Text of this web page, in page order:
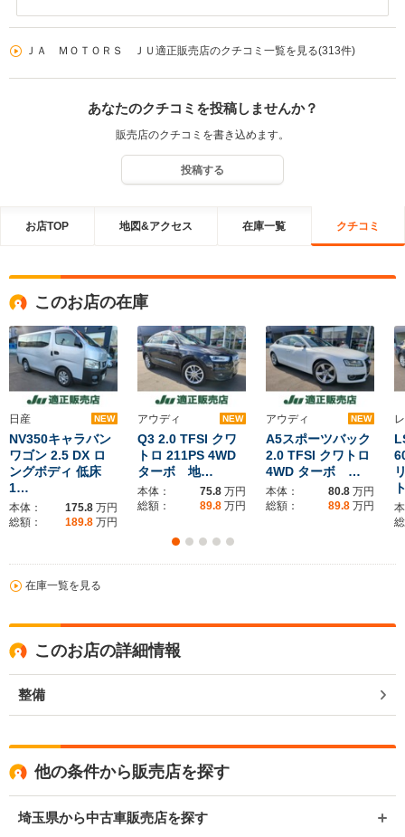
て頂くと共に、カーライフをお手伝いさせて頂きますので末長いお
ＪＡ ＭＯＴＯＲＳ ＪＵ適正販売店のクチコミ一覧を見る(313件)
あなたのクチコミを投稿しませんか？
販売店のクチコミを書き込めます。
投稿する
お店TOP 地図&アクセス 在庫一覧 クチコミ
このお店の在庫
日産 NEW
NV350キャラバン
ワゴン 2.5 DX ロ
ングボディ 低床
1…
本体： 175.8 万円
総額：
189.8 万円
アウディ NEW
Q3 2.0 TFSI クワ
トロ 211PS 4WD
ターボ 地…
本体： 75.8 万円
総額：
89.8 万円
アウディ NEW
A5スポーツバック
2.0 TFSI クワトロ
4WD ターボ …
本体： 80.8 万円
総額：
89.8 万円
在庫一覧を見る
このお店の詳細情報
整備
他の条件から販売店を探す
埼玉県から中古車販売店を探す